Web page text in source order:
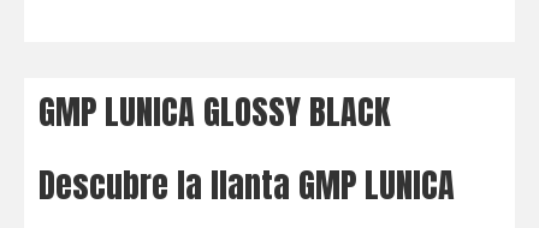
GMP LUNICA GLOSSY BLACK
Descubre la llanta GMP LUNICA